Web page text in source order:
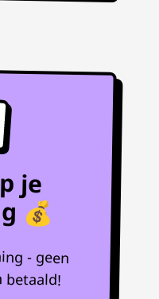
je
💰
- geen
betaald!